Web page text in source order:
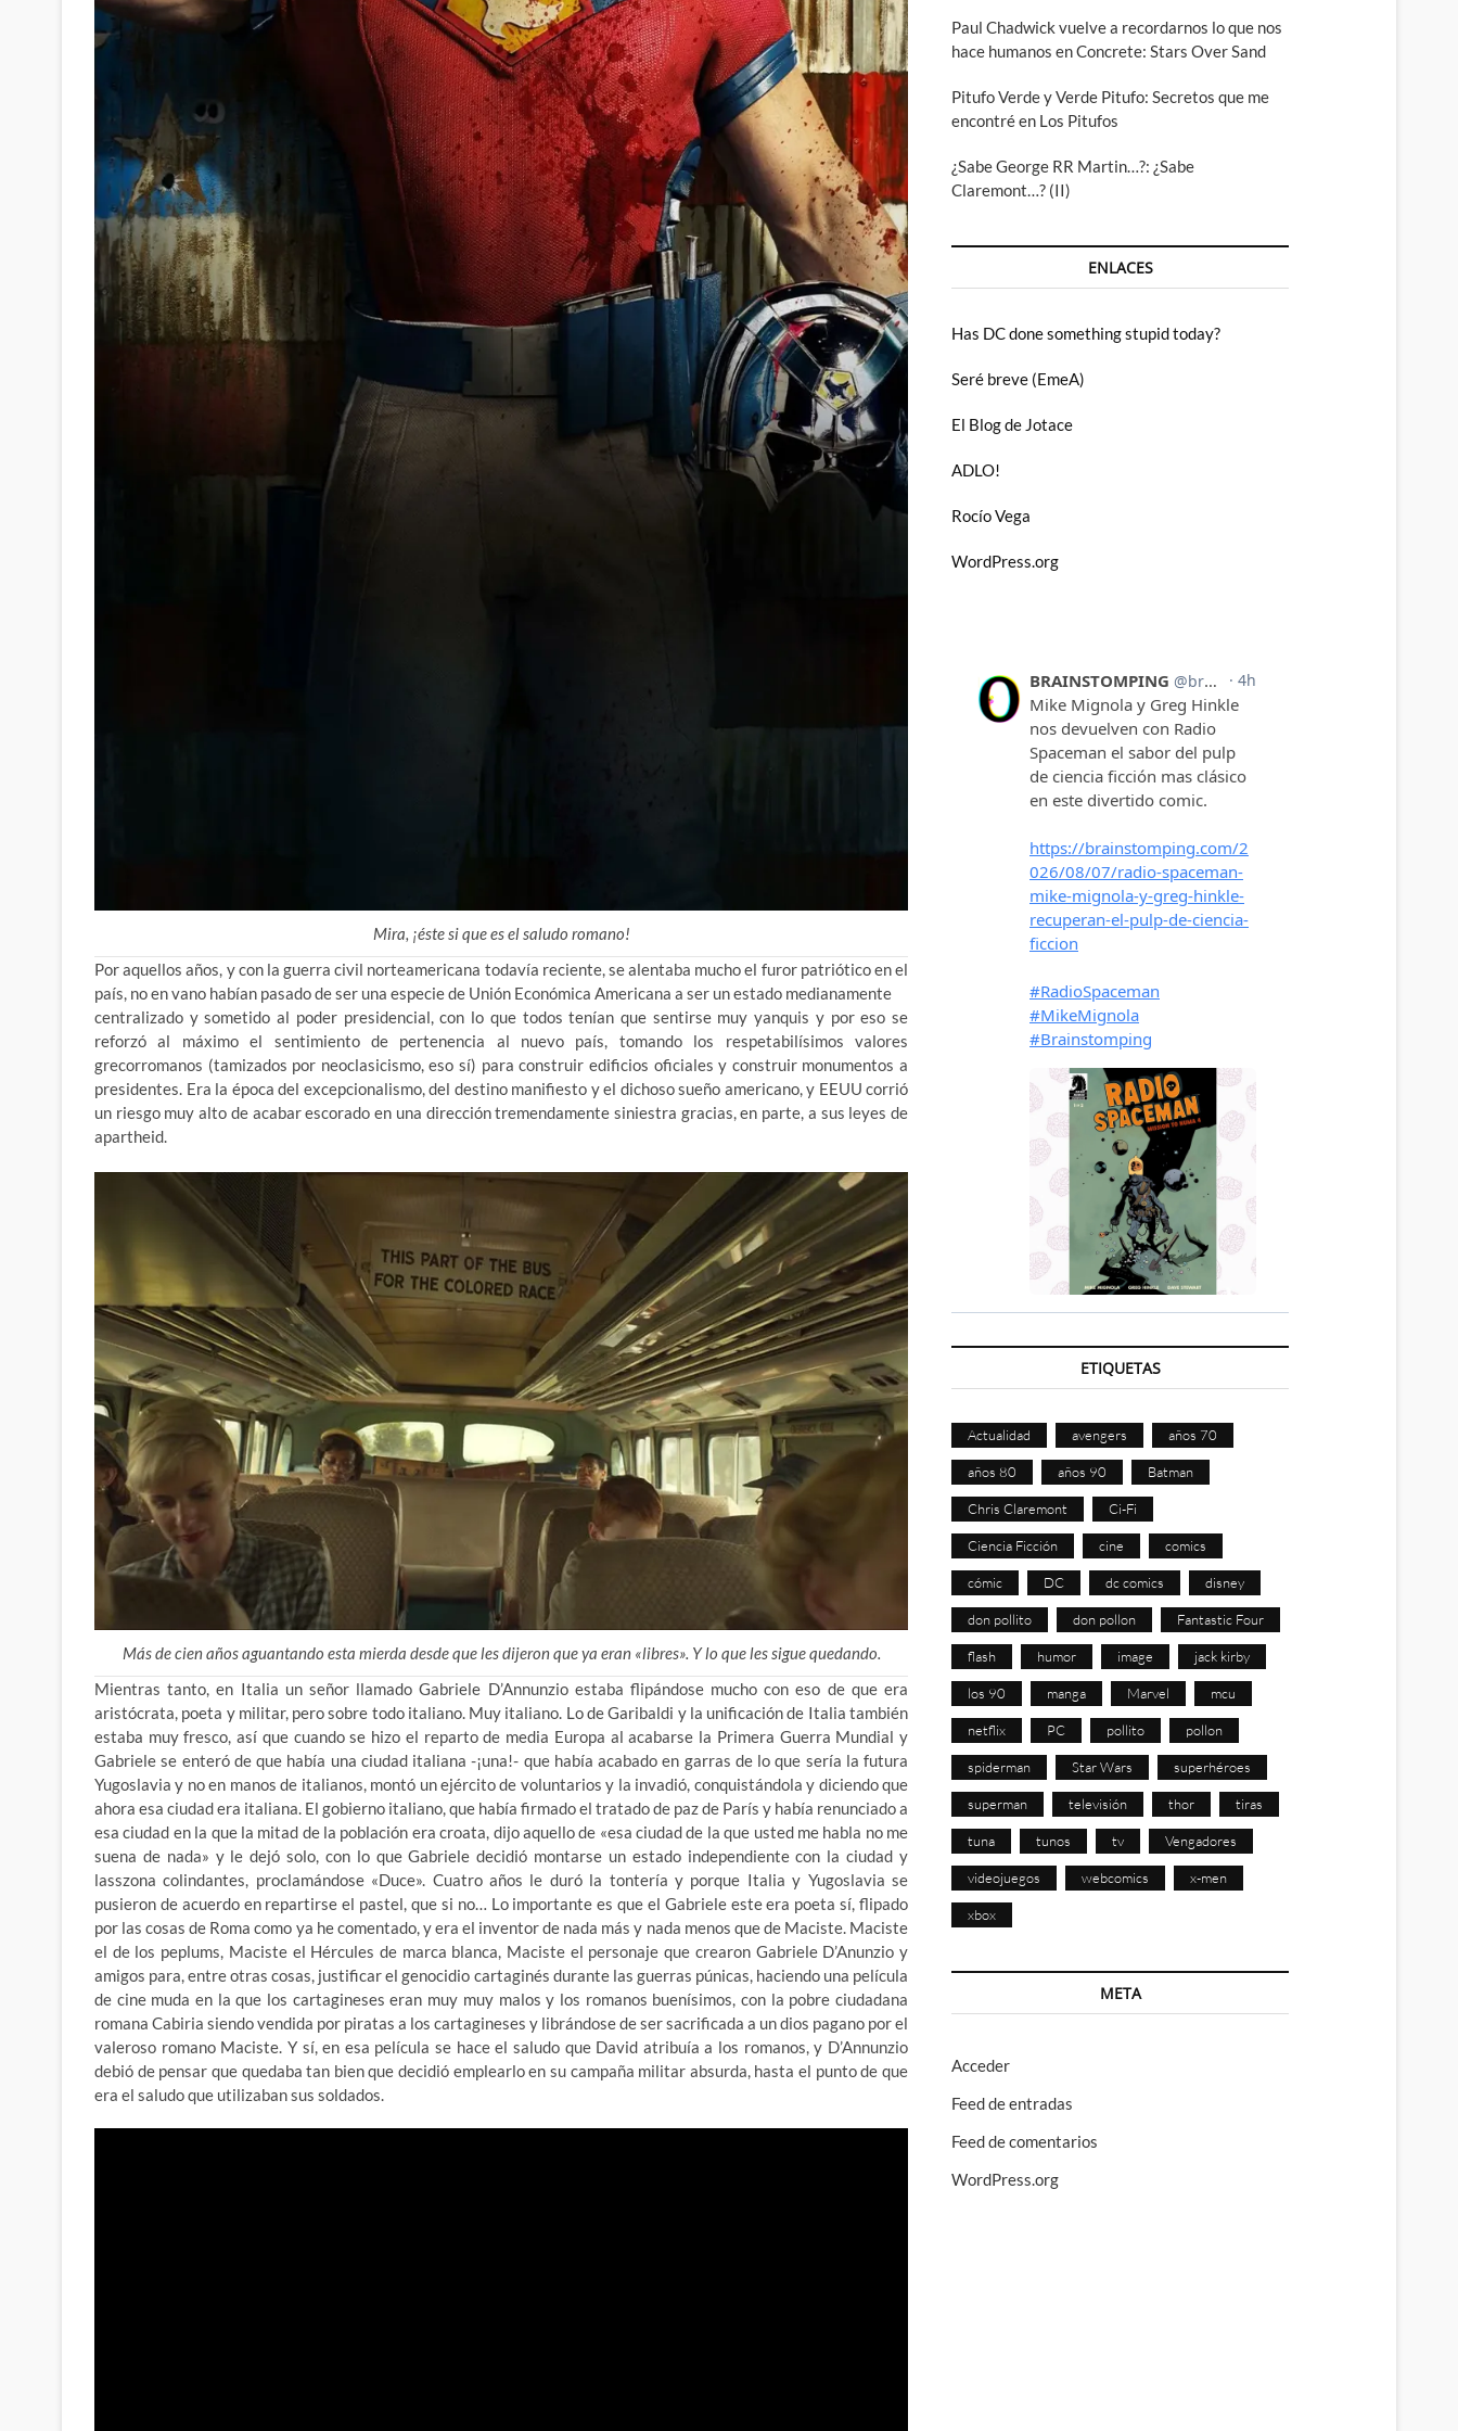
Mira, ¡éste si que es el saludo romano!
Por aquellos años, y con la guerra civil norteamericana todavía reciente, se alentaba mucho el furor patriótico en el
país, no en vano habían pasado de ser una especie de Unión Económica Americana a ser un estado medianamente
centralizado y sometido al poder presidencial, con lo que todos tenían que sentirse muy yanquis y por eso se
reforzó al máximo el sentimiento de pertenencia al nuevo país, tomando los respetabilísimos valores
grecorromanos (tamizados por neoclasicismo, eso sí) para construir edificios oficiales y construir monumentos a
presidentes. Era la época del excepcionalismo, del destino manifiesto y el dichoso sueño americano, y EEUU corrió
un riesgo muy alto de acabar escorado en una dirección tremendamente siniestra gracias, en parte, a sus leyes de
apartheid.
Más de cien años aguantando esta mierda desde que les dijeron que ya eran «libres». Y lo que les sigue quedando.
Mientras tanto, en Italia un señor llamado Gabriele D’Annunzio estaba flipándose mucho con eso de que era
aristócrata, poeta y militar, pero sobre todo italiano. Muy italiano. Lo de Garibaldi y la unificación de Italia también
estaba muy fresco, así que cuando se hizo el reparto de media Europa al acabarse la Primera Guerra Mundial y
Gabriele se enteró de que había una ciudad italiana -¡una!- que había acabado en garras de lo que sería la futura
Yugoslavia y no en manos de italianos, montó un ejército de voluntarios y la invadió, conquistándola y diciendo que
ahora esa ciudad era italiana. El gobierno italiano, que había firmado el tratado de paz de París y había renunciado a
esa ciudad en la que la mitad de la población era croata, dijo aquello de «esa ciudad de la que usted me habla no me
suena de nada» y le dejó solo, con lo que Gabriele decidió montarse un estado independiente con la ciudad y
lasszona colindantes, proclamándose «Duce». Cuatro años le duró la tontería y porque Italia y Yugoslavia se
pusieron de acuerdo en repartirse el pastel, que si no… Lo importante es que el Gabriele este era poeta sí, flipado
por las cosas de Roma como ya he comentado, y era el inventor de nada más y nada menos que de Maciste. Maciste
el de los peplums, Maciste el Hércules de marca blanca, Maciste el personaje que crearon Gabriele D’Anunzio y
amigos para, entre otras cosas, justificar el genocidio cartaginés durante las guerras púnicas, haciendo una película
de cine muda en la que los cartagineses eran muy muy malos y los romanos buenísimos, con la pobre ciudadana
romana Cabiria siendo vendida por piratas a los cartagineses y librándose de ser sacrificada a un dios pagano por el
valeroso romano Maciste. Y sí, en esa película se hace el saludo que David atribuía a los romanos, y D’Annunzio
debió de pensar que quedaba tan bien que decidió emplearlo en su campaña militar absurda, hasta el punto de que
era el saludo que utilizaban sus soldados.
Paul Chadwick vuelve a recordarnos lo que nos
hace humanos en Concrete: Stars Over Sand
Pitufo Verde y Verde Pitufo: Secretos que me
encontré en Los Pitufos
¿Sabe George RR Martin…?: ¿Sabe
Claremont…? (II)
ENLACES
Has DC done something stupid today?
Seré breve (EmeA)
El Blog de Jotace
ADLO!
Rocío Vega
WordPress.org
ETIQUETAS
Actualidad avengers años 70
años 80 años 90 Batman
Chris Claremont Ci-Fi
Ciencia Ficción cine comics
cómic DC dc comics disney
don pollito don pollon Fantastic Four
flash humor image jack kirby
los 90 manga Marvel mcu
netflix PC pollito pollon
spiderman Star Wars superhéroes
superman televisión thor tiras
tuna tunos tv Vengadores
videojuegos webcomics x-men
xbox
META
Acceder
Feed de entradas
Feed de comentarios
WordPress.org